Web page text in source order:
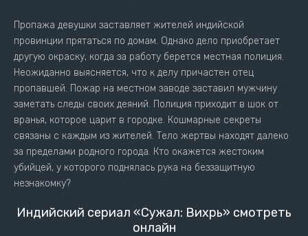
Пропажа девушки заставляет жителей индийской
провинции прятаться по домам. Однако дело приобретает
другую окраску, когда за работу берется местная полиция.
Неожиданно выясняется, что к делу причастен отец
пропавшей. Пожар на местном заводе заставил мужчину
заметать следы своих деяний. Полиция приходит в шок от
вранья, которое царит в городке. Кошмарные секреты
связаны с каждым из жителей. Тело жертвы находят далеко
за пределами родного города. Кто окажется жестоким
убийцей, у которого поднялась рука на беззащитную
незнакомку?
Индийский сериал «Сужал: Вихрь» смотреть
онлайн